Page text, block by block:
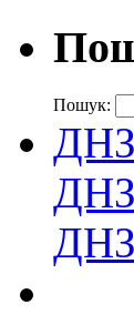
Пошук: